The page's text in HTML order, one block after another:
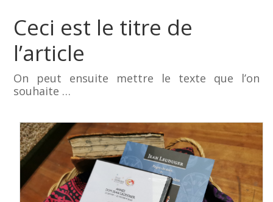
Ceci est le titre de
l’article
On peut ensuite mettre le texte que l’on
souhaite …